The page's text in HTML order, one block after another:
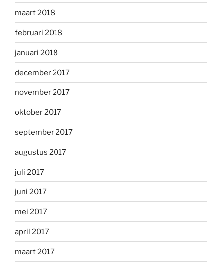
maart 2018
februari 2018
januari 2018
december 2017
november 2017
oktober 2017
september 2017
augustus 2017
juli 2017
juni 2017
mei 2017
april 2017
maart 2017